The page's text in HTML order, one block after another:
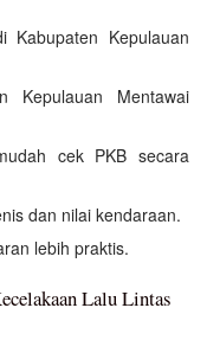
Kepulauan
Kepulauan Mentawai
cek PKB secara
dan nilai kendaraan.
lebih praktis.
Lalu Lintas